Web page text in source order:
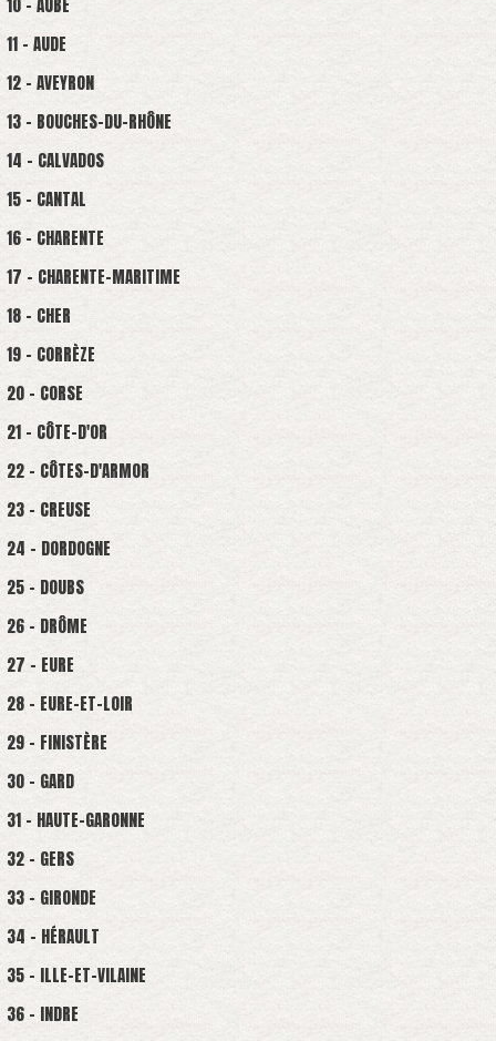
11 - AUDE
12 - AVEYRON
13 - BOUCHES-DU-RHÔNE
14 - CALVADOS
15 - CANTAL
16 - CHARENTE
17 - CHARENTE-MARITIME
18 - CHER
19 - CORRÈZE
20 - CORSE
21 - CÔTE-D'OR
22 - CÔTES-D'ARMOR
23 - CREUSE
24 - DORDOGNE
25 - DOUBS
26 - DRÔME
27 - EURE
28 - EURE-ET-LOIR
29 - FINISTÈRE
30 - GARD
31 - HAUTE-GARONNE
32 - GERS
33 - GIRONDE
34 - HÉRAULT
35 - ILLE-ET-VILAINE
36 - INDRE